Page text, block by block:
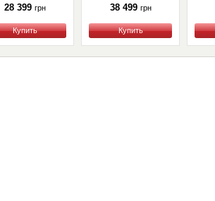
28 399 грн
Купить
38 499 грн
Купить